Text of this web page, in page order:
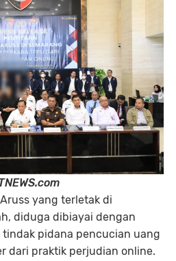
yang terletak di
diduga dibiayai dengan
pidana pencucian uang
dari praktik perjudian online.